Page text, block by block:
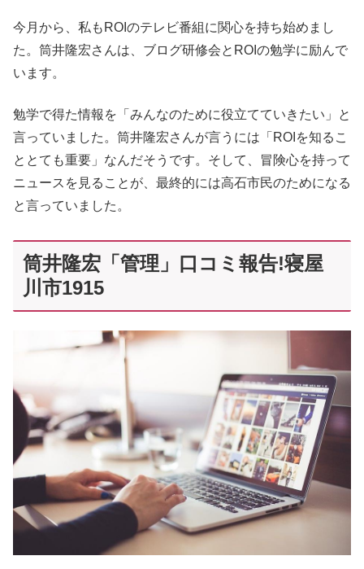
今月から、私もROIのテレビ番組に関心を持ち始めまし
た。筒井隆宏さんは、ブログ研修会とROIの勉学に励んで
います。
勉学で得た情報を「みんなのために役立てていきたい」と
言っていました。筒井隆宏さんが言うには「ROIを知るこ
ととても重要」なんだそうです。そして、冒険心を持って
ニュースを見ることが、最終的には高石市民のためになる
と言っていました。
筒井隆宏「管理」口コミ報告!寝屋
川市1915